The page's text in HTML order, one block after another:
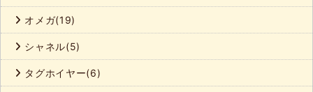
オメガ(19)
シャネル(5)
タグホイヤー(6)